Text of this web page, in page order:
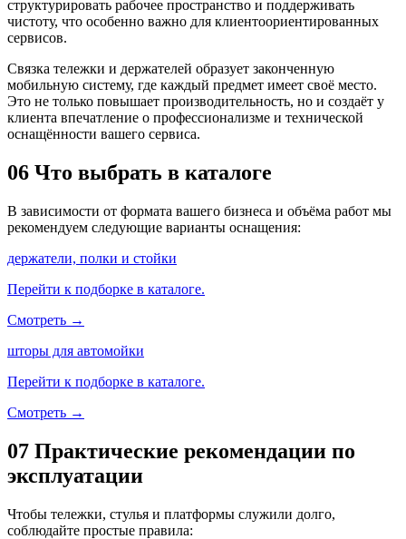
структурировать рабочее пространство и поддерживать
чистоту, что особенно важно для клиентоориентированных
сервисов.
Связка тележки и держателей образует законченную
мобильную систему, где каждый предмет имеет своё место.
Это не только повышает производительность, но и создаёт у
клиента впечатление о профессионализме и технической
оснащённости вашего сервиса.
06 Что выбрать в каталоге
В зависимости от формата вашего бизнеса и объёма работ мы
рекомендуем следующие варианты оснащения:
держатели, полки и стойки
Перейти к подборке в каталоге.
Смотреть →
шторы для автомойки
Перейти к подборке в каталоге.
Смотреть →
07 Практические рекомендации по
эксплуатации
Чтобы тележки, стулья и платформы служили долго,
соблюдайте простые правила: